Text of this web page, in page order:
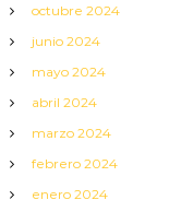
octubre 2024
junio 2024
mayo 2024
abril 2024
marzo 2024
febrero 2024
enero 2024